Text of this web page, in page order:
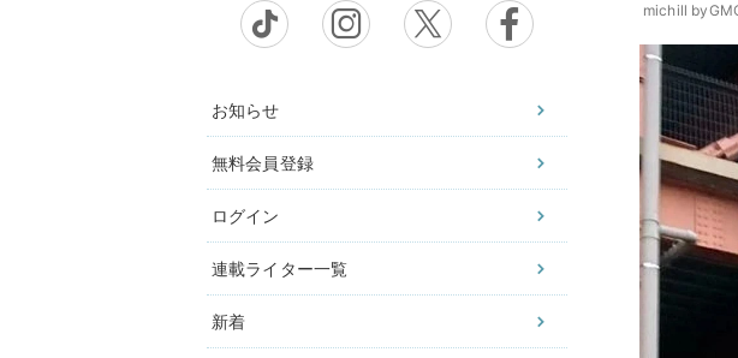
お知らせ
無料会員登録
ログイン
連載ライター一覧
新着
michill